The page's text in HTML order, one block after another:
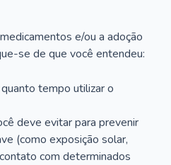
e/ou a adoção
se de que você entendeu:
tempo utilizar o
deve evitar para prevenir
(como exposição solar,
com determinados